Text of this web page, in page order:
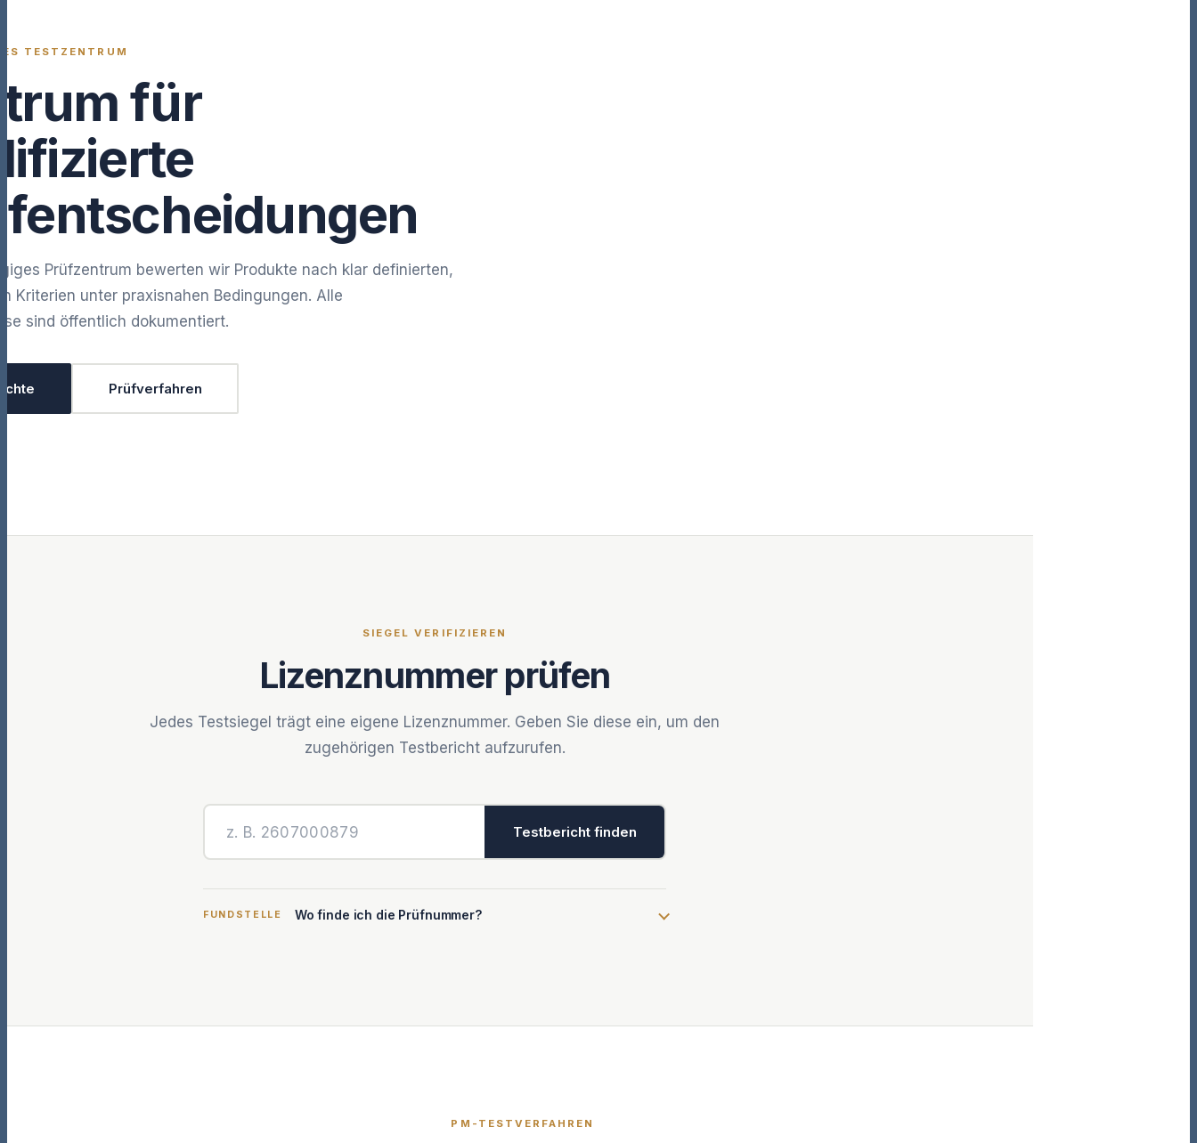
TESTZENTRUM
für
Prüfzentrum bewerten wir Produkte nach klar definierten,
Kriterien unter praxisnahen Bedingungen. Alle
sind öffentlich dokumentiert.
Prüfverfahren
SIEGEL VERIFIZIEREN
Lizenznummer prüfen
Jedes Testsiegel trägt eine eigene Lizenznummer. Geben Sie diese ein, um den
zugehörigen Testbericht aufzurufen.
Testbericht finden
FUNDSTELLE Wo finde ich die Prüfnummer?
PM-TESTVERFAHREN